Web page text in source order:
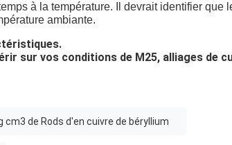
à la température. Il devrait identifier que
ambiante.
sur vos conditions de M25, alliages de
cm3 de Rods d'en cuivre de béryllium